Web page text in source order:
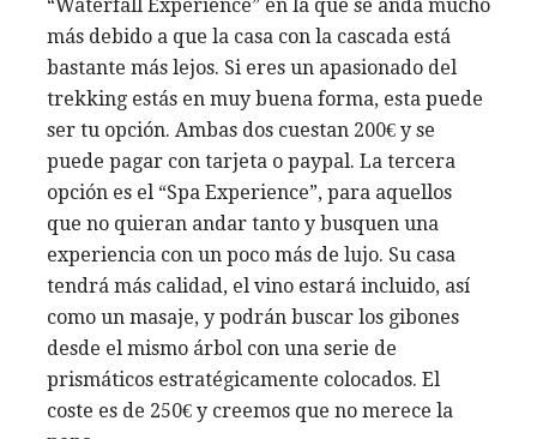
“Waterfall Experience” en la que se anda mucho
más debido a que la casa con la cascada está
bastante más lejos. Si eres un apasionado del
trekking estás en muy buena forma, esta puede
ser tu opción. Ambas dos cuestan 200€ y se
puede pagar con tarjeta o paypal. La tercera
opción es el “Spa Experience”, para aquellos
que no quieran andar tanto y busquen una
experiencia con un poco más de lujo. Su casa
tendrá más calidad, el vino estará incluido, así
como un masaje, y podrán buscar los gibones
desde el mismo árbol con una serie de
prismáticos estratégicamente colocados. El
coste es de 250€ y creemos que no merece la